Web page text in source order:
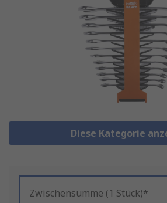
Diese Kategorie
Zwischensumme (1 Stück)*